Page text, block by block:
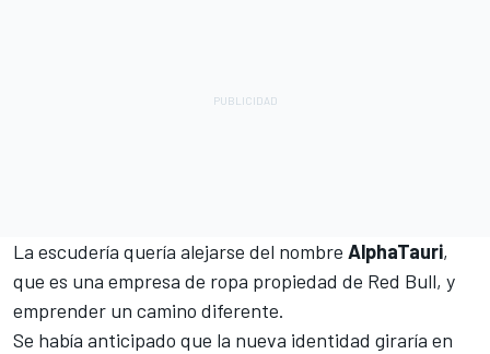
La escudería quería alejarse del nombre AlphaTauri,
que es una empresa de ropa propiedad de Red Bull, y
emprender un camino diferente.
Se había anticipado que la nueva identidad giraría en